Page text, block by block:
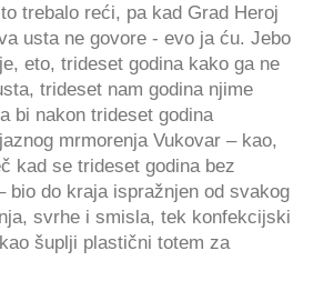
trebalo reći, pa kad Grad Heroj
usta ne govore - evo ja ću. Jebo
eto, trideset godina kako ga ne
trideset nam godina njime
bi nakon trideset godina
mrmorenja Vukovar – kao,
kad se trideset godina bez
bio do kraja ispražnjen od svakog
svrhe i smisla, tek konfekcijski
šuplji plastični totem za